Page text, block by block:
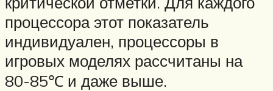
процессора этот показатель
индивидуален, процессоры в
игровых моделях рассчитаны на
80-85℃ и даже выше.